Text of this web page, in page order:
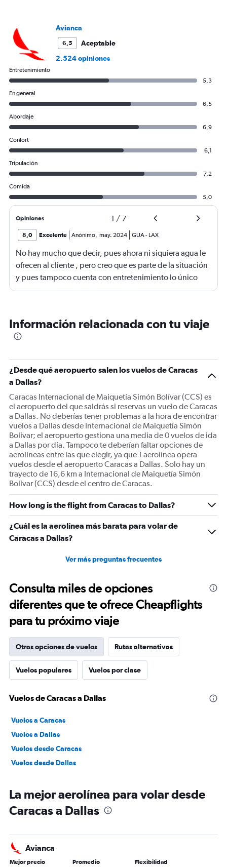
Avianca
6,5
Aceptable
2.524 opiniones
Entretenimiento
5,3
En general
6,5
Abordaje
6,9
Confort
6,1
Tripulación
7,2
Comida
5,0
Opiniones 1 / 7
8,0 Excelente Anónimo, may. 2024 GUA- LAX
No hay mucho que decir, pues ahora ni siquiera agua le
ofrecen al cliente , pero creo que es parte de la situación
y pues tampoco cuenta con entretenimiento lo único
que complementa es ver limpio el avión y la tripulación
Información relacionada con tu viaje
¿Desde qué aeropuerto salen los vuelos de Caracas
a Dallas?
Caracas Internacional de Maiquetía Simón Bolívar (CCS) es
el aeropuerto del que saldrás si reservas un vuelo de Caracas
a Dallas. No deberías tener problemas a la hora de encontrar
vuelos a Dallas desde Internacional de Maiquetía Simón
Bolívar; el aeropuerto gestiona una media de 0 vuelos de ida
a Dallas por día. Tampoco te deberían faltar opciones de
aerolíneas entre las que elegir, ya que 1 aerolínea opera
vuelos desde el aeropuerto Caracas a Dallas. Solo hay un
trayecto de 16,6 km a Internacional de Maiquetía Simón
Bolívar (CCS) desde el centro de Caracas.
How long is the flight from Caracas to Dallas?
¿Cuál es la aerolínea más barata para volar de
Caracas a Dallas?
Ver más preguntas frecuentes
Consulta miles de opciones
diferentes que te ofrece Cheapflights
para tu próximo viaje
Otras opciones de vuelos Rutas alternativas
Vuelos populares Vuelos por clase
Vuelos de Caracas a Dallas
Vuelos a Caracas
Vuelos a Dallas
Vuelos desde Caracas
Vuelos desde Dallas
La mejor aerolínea para volar desde
Caracas a Dallas
Avianca
Mejor precio Promedio Flexibilidad